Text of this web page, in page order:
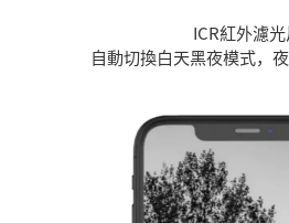
ICR紅外濾
自動切換白天黑夜模式，